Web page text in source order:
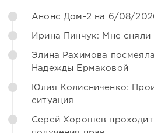
Анонс Дом-2 на 6/08/
Ирина Пинчук: Мне сняли
Элина Рахимова
Надежды Ермаковой
Юлия Колисниченко:
ситуация
Серей Хорошев